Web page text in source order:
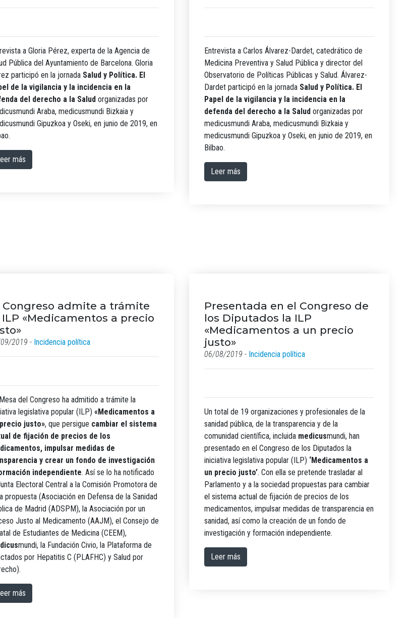
a Gloria Pérez, experta de la Agencia de
Pública del Ayuntamiento de Barcelona. Gloria
participó en la jornadaSalud y Política. El
de la vigilancia y la incidencia en la
del derecho a la Saludorganizadas por
Araba, medicusmundi Bizkaia y
Gipuzkoa y Oseki, en junio de 2019, en
más
Entrevista a Carlos Álvarez-Dardet, catedrático de
Medicina Preventiva y Salud Pública y director del
Observatorio de Políticas Públicas y Salud. Álvarez-
Dardet participó en la jornada Salud y Política. El
Papel de la vigilancia y la incidencia en la
defenda del derecho a la Salud organizadas por
medicusmundi Araba, medicusmundi Bizkaia y
medicusmundi Gipuzkoa y Oseki, en junio de 2019, en
Bilbao.
Leer más
Congreso admite a trámite
ILP «Medicamentos a precio
2019 - Incidencia política
del Congreso ha admitido a trámite la
legislativa popular (ILP) «Medicamentos a
justo», que persigue cambiar el sistema
de fijación de precios de los
impulsar medidas de
y crear un fondo de investigación
independiente. Así se lo ha notificado
Electoral Central a la Comisión Promotora de
propuesta (Asociación en Defensa de la Sanidad
de Madrid (ADSPM), la Asociación por un
Justo al Medicamento (AAJM), el Consejo de
de Estudiantes de Medicina (CEEM),
mundi, la Fundación Civio, la Plataforma de
por Hepatitis C (PLAFHC) y Salud por
más
Presentada en el Congreso de
los Diputados la ILP
«Medicamentos a un precio
justo»
06/08/2019 - Incidencia política
Un total de 19 organizaciones y profesionales de la
sanidad pública, de la transparencia y de la
comunidad científica, incluida medicusmundi, han
presentado en el Congreso de los Diputados la
iniciativa legislativa popular (ILP) ‘Medicamentos a
un precio justo’. Con ella se pretende trasladar al
Parlamento y a la sociedad propuestas para cambiar
el sistema actual de fijación de precios de los
medicamentos, impulsar medidas de transparencia en
sanidad, así como la creación de un fondo de
investigación y formación independiente.
Leer más